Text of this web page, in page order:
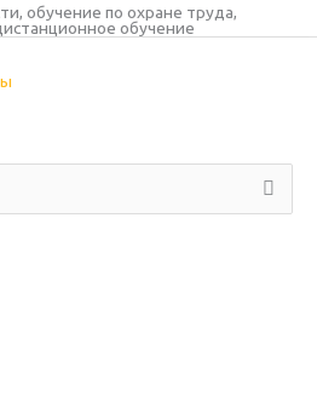
обучение по охране труда,
обучение